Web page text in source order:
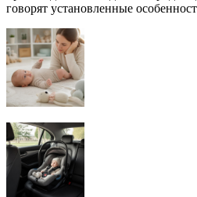
говорят установленные